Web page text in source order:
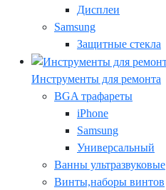
Дисплеи
Samsung
Защитные стекла
Инструменты для ремонта
BGA трафареты
iPhone
Samsung
Универсальный
Ванны ультразвуковые
Винты,наборы винтов